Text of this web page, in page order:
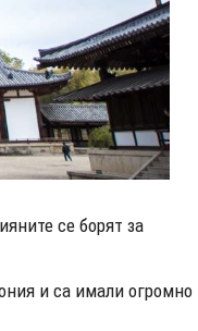
се борят за
и са имали огромно